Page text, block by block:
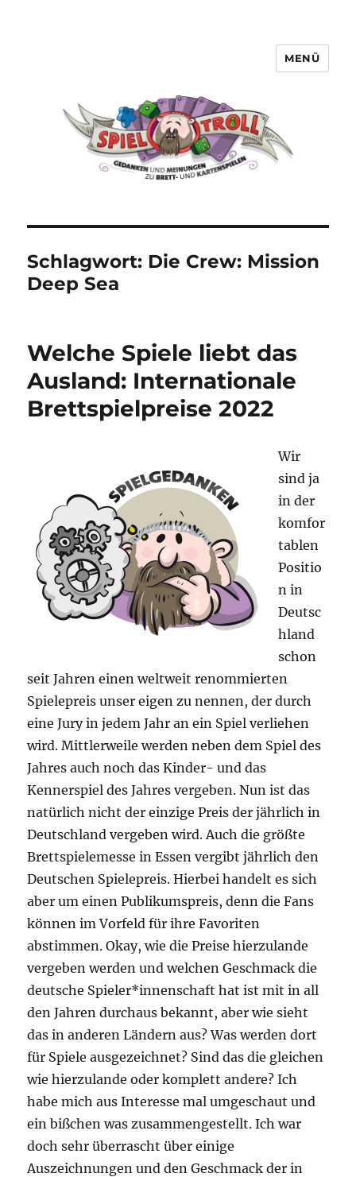
MENÜ
Schlagwort: Die Crew: Mission
Deep Sea
Welche Spiele liebt das
Ausland: Internationale
Brettspielpreise 2022
Wir
sind ja
in der
komfor
tablen
Positio
n in
Deutsc
hland
schon
seit Jahren einen weltweit renommierten
Spielepreis unser eigen zu nennen, der durch
eine Jury in jedem Jahr an ein Spiel verliehen
wird. Mittlerweile werden neben dem Spiel des
Jahres auch noch das Kinder- und das
Kennerspiel des Jahres vergeben. Nun ist das
natürlich nicht der einzige Preis der jährlich in
Deutschland vergeben wird. Auch die größte
Brettspielemesse in Essen vergibt jährlich den
Deutschen Spielepreis. Hierbei handelt es sich
aber um einen Publikumspreis, denn die Fans
können im Vorfeld für ihre Favoriten
abstimmen. Okay, wie die Preise hierzulande
vergeben werden und welchen Geschmack die
deutsche Spieler*innenschaft hat ist mit in all
den Jahren durchaus bekannt, aber wie sieht
das in anderen Ländern aus? Was werden dort
für Spiele ausgezeichnet? Sind das die gleichen
wie hierzulande oder komplett andere? Ich
habe mich aus Interesse mal umgeschaut und
ein bißchen was zusammengestellt. Ich war
doch sehr überrascht über einige
Auszeichnungen und den Geschmack der in